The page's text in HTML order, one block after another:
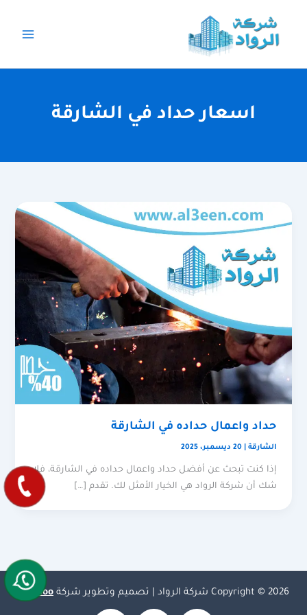
المحتوى
اسعار حداد في الشارقة
حداد واعمال حداده في الشارقة
الشارقة |20 ديسمبر، 2025
إذا كنت تبحث عن أفضل حداد واعمال حداده في الشارقة، فلا
شك أن شركة الرواد هي الخيار الأمثل لك. تقدم […]
Copyright © 2026 شركة الرواد | تصميم وتطوير شركة Olymoo